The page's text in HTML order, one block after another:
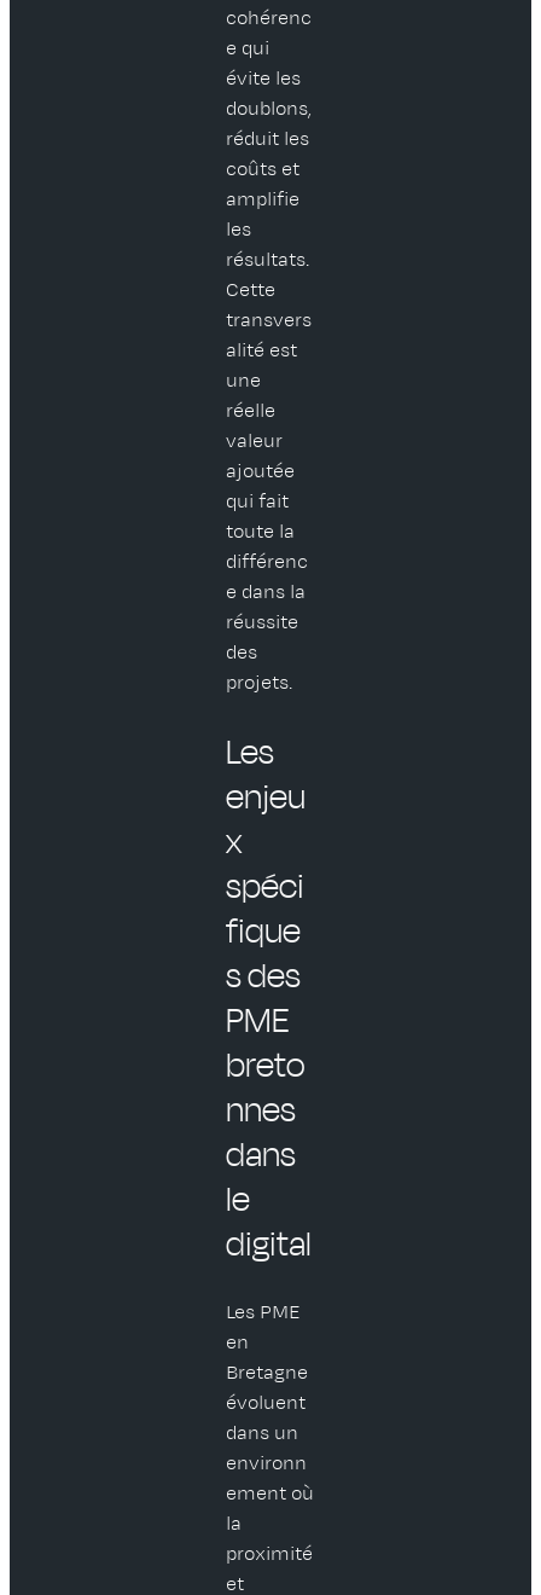
cohérenc
e qui
évite les
doublons,
réduit les
coûts et
amplifie
les
résultats.
Cette
transvers
alité est
une
réelle
valeur
ajoutée
qui fait
toute la
différenc
e dans la
réussite
des
projets.
Les
enjeu
x
spéci
fique
s des
PME
breto
nnes
dans
le
digital
Les PME
en
Bretagne
évoluent
dans un
environn
ement où
la
proximité
et